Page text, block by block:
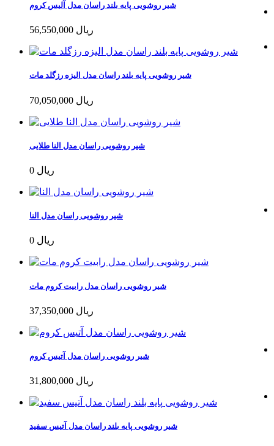
شیر روشویی پایه بلند راسان مدل آلیس کروم
56,550,000 ریال
شیر روشویی پایه بلند راسان مدل الیزه رزگلد مات
70,050,000 ریال
شیر روشویی راسان مدل النا طلایی
0 ریال
شیر روشویی راسان مدل النا
0 ریال
شیر روشویی راسان مدل رابیت کروم مات
37,350,000 ریال
شیر روشویی راسان مدل آتیس کروم
31,800,000 ریال
شیر روشویی پایه بلند راسان مدل آتیس سفید